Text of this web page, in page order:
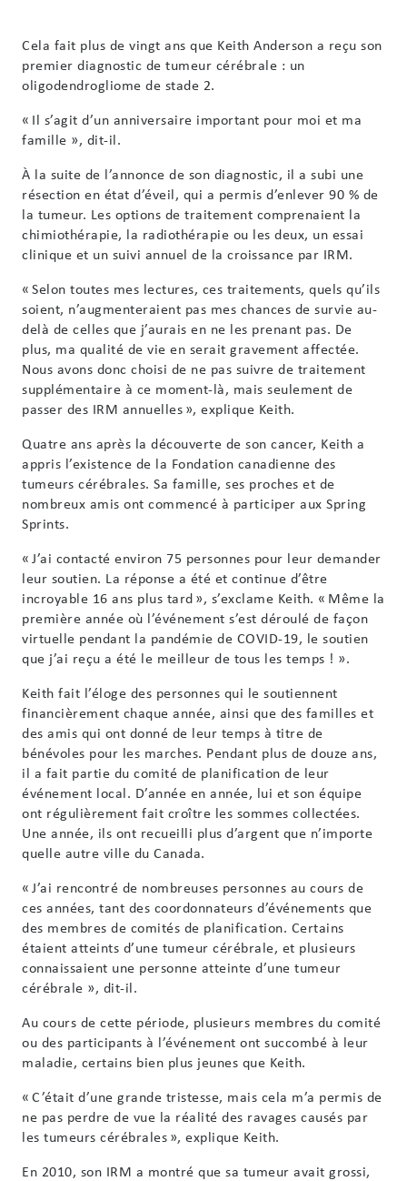
Cela fait plus de vingt ans que Keith Anderson a reçu son
premier diagnostic de tumeur cérébrale : un
oligodendrogliome de stade 2.
« Il s’agit d’un anniversaire important pour moi et ma
famille », dit-il.
À la suite de l’annonce de son diagnostic, il a subi une
résection en état d’éveil, qui a permis d’enlever 90 % de
la tumeur. Les options de traitement comprenaient la
chimiothérapie, la radiothérapie ou les deux, un essai
clinique et un suivi annuel de la croissance par IRM.
« Selon toutes mes lectures, ces traitements, quels qu’ils
soient, n’augmenteraient pas mes chances de survie au-
delà de celles que j’aurais en ne les prenant pas. De
plus, ma qualité de vie en serait gravement affectée.
Nous avons donc choisi de ne pas suivre de traitement
supplémentaire à ce moment-là, mais seulement de
passer des IRM annuelles », explique Keith.
Quatre ans après la découverte de son cancer, Keith a
appris l’existence de la Fondation canadienne des
tumeurs cérébrales. Sa famille, ses proches et de
nombreux amis ont commencé à participer aux Spring
Sprints.
« J’ai contacté environ 75 personnes pour leur demander
leur soutien. La réponse a été et continue d’être
incroyable 16 ans plus tard », s’exclame Keith. « Même la
première année où l’événement s’est déroulé de façon
virtuelle pendant la pandémie de COVID-19, le soutien
que j’ai reçu a été le meilleur de tous les temps ! ».
Keith fait l’éloge des personnes qui le soutiennent
financièrement chaque année, ainsi que des familles et
des amis qui ont donné de leur temps à titre de
bénévoles pour les marches. Pendant plus de douze ans,
il a fait partie du comité de planification de leur
événement local. D’année en année, lui et son équipe
ont régulièrement fait croître les sommes collectées.
Une année, ils ont recueilli plus d’argent que n’importe
quelle autre ville du Canada.
« J’ai rencontré de nombreuses personnes au cours de
ces années, tant des coordonnateurs d’événements que
des membres de comités de planification. Certains
étaient atteints d’une tumeur cérébrale, et plusieurs
connaissaient une personne atteinte d’une tumeur
cérébrale », dit-il.
Au cours de cette période, plusieurs membres du comité
ou des participants à l’événement ont succombé à leur
maladie, certains bien plus jeunes que Keith.
« C’était d’une grande tristesse, mais cela m’a permis de
ne pas perdre de vue la réalité des ravages causés par
les tumeurs cérébrales », explique Keith.
En 2010, son IRM a montré que sa tumeur avait grossi,